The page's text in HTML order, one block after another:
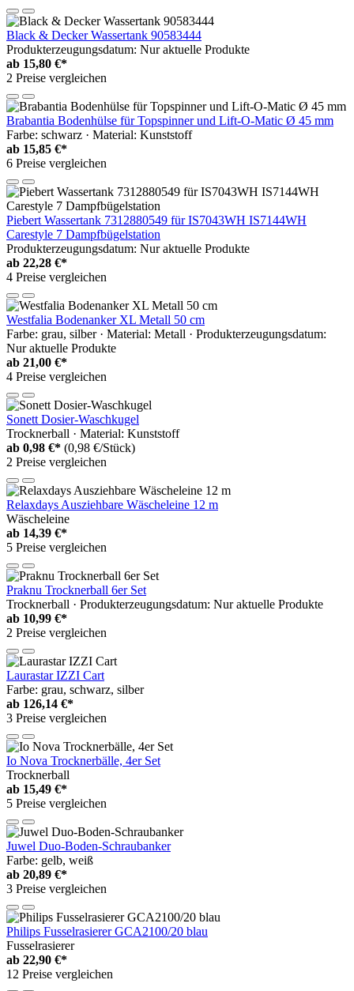
Black & Decker Wassertank 90583444
Produkterzeugungsdatum: Nur aktuelle Produkte
ab 15,80 €*
2 Preise vergleichen
Brabantia Bodenhülse für Topspinner und Lift-O-Matic Ø 45 mm
Farbe: schwarz · Material: Kunststoff
ab 15,85 €*
6 Preise vergleichen
Piebert Wassertank 7312880549 für IS7043WH IS7144WH
Carestyle 7 Dampfbügelstation
Produkterzeugungsdatum: Nur aktuelle Produkte
ab 22,28 €*
4 Preise vergleichen
Westfalia Bodenanker XL Metall 50 cm
Farbe: grau, silber · Material: Metall · Produkterzeugungsdatum:
Nur aktuelle Produkte
ab 21,00 €*
4 Preise vergleichen
Sonett Dosier-Waschkugel
Trocknerball · Material: Kunststoff
ab 0,98 €* (0,98 €/Stück)
2 Preise vergleichen
Relaxdays Ausziehbare Wäscheleine 12 m
Wäscheleine
ab 14,39 €*
5 Preise vergleichen
Praknu Trocknerball 6er Set
Trocknerball · Produkterzeugungsdatum: Nur aktuelle Produkte
ab 10,99 €*
2 Preise vergleichen
Laurastar IZZI Cart
Farbe: grau, schwarz, silber
ab 126,14 €*
3 Preise vergleichen
Io Nova Trocknerbälle, 4er Set
Trocknerball
ab 15,49 €*
5 Preise vergleichen
Juwel Duo-Boden-Schraubanker
Farbe: gelb, weiß
ab 20,89 €*
3 Preise vergleichen
Philips Fusselrasierer GCA2100/20 blau
Fusselrasierer
ab 22,90 €*
12 Preise vergleichen